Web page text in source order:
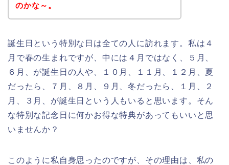
のかな～。
誕生日という特別な日は全ての人に訪れます。私は４
月で春の生まれですが、中には４月ではなく、５月、
６月、が誕生日の人や、１０月、１１月、１２月、夏
だったら、７月、８月、９月、冬だったら、１月、２
月、３月、が誕生日という人もいると思います。そん
な特別な記念日に何かお得な特典があってもいいと思
いませんか？
このように私自身思ったのですが、その理由は、私の